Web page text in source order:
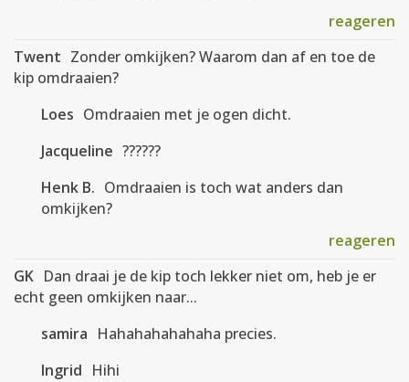
reageren
Twent Zonder omkijken? Waarom dan af en toe de
kip omdraaien?
Loes Omdraaien met je ogen dicht.
Jacqueline ??????
Henk B. Omdraaien is toch wat anders dan
omkijken?
reageren
GK Dan draai je de kip toch lekker niet om, heb je er
echt geen omkijken naar...
samira Hahahahahahaha precies.
Ingrid Hihi